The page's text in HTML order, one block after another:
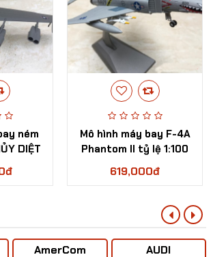
bay (Nga) - Siêu tiêm kích T50
ném
DIỆT
Mô hình máy bay F-4A
Phantom II tỷ lệ 1:100
619,000đ
AmerCom
AUDI